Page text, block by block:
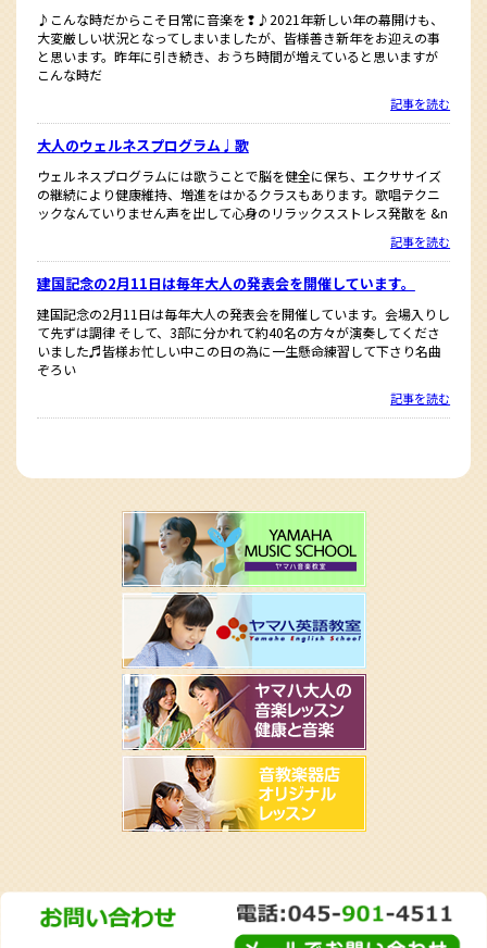
♪こんな時だからこそ日常に音楽を❢♪2021年新しい年の幕開けも、
大変厳しい状況となってしまいましたが、皆様善き新年をお迎えの事
と思います。昨年に引き続き、おうち時間が増えていると思いますが
こんな時だ
記事を読む
大人のウェルネスプログラム♩歌
ウェルネスプログラムには歌うことで脳を健全に保ち、エクササイズ
の継続により健康維持、増進をはかるクラスもあります。歌唱テクニ
ックなんていりません声を出して心身のリラックスストレス発散を &n
記事を読む
建国記念の2月11日は毎年大人の発表会を開催しています。
建国記念の2月11日は毎年大人の発表会を開催しています。会場入りし
て先ずは調律 そして、3部に分かれて約40名の方々が演奏してくださ
いました♬皆様お忙しい中この日の為に一生懸命練習して下さり名曲
ぞろい
記事を読む